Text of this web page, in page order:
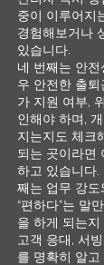
중이 이루어지
경험해보거나
있습니다.
네 번째는 안
우 안전한 출
가 지원 여부,
인해야 하며,
지는지도 체크
되는 곳이라면
하고 있습니다.
째는 업무 강도
“편하다”는 말
을 하게 되는
고객 응대, 서
를 명확히 알